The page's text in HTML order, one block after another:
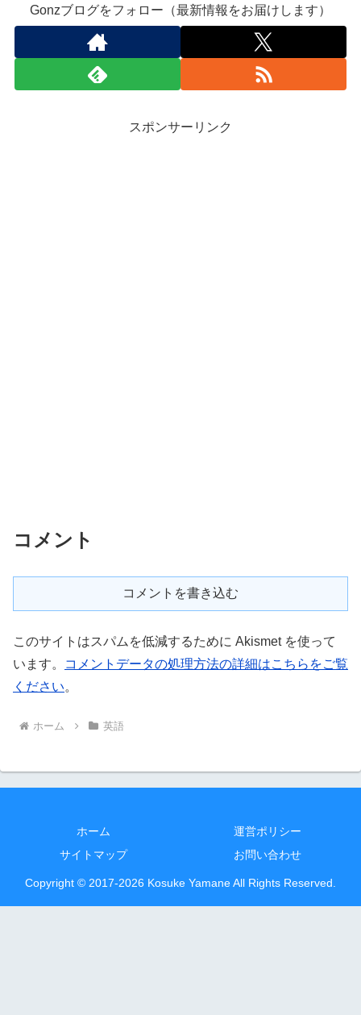
Gonzブログをフォロー（最新情報をお届けします）
スポンサーリンク
コメント
コメントを書き込む
このサイトはスパムを低減するために Akismet を使って
います。
コメントデータの処理方法の詳細はこちらをご覧
ください。
ホーム 英語
ホーム
運営ポリシー
サイトマップ
お問い合わせ
Copyright © 2017-2026 Kosuke Yamane All Rights Reserved.